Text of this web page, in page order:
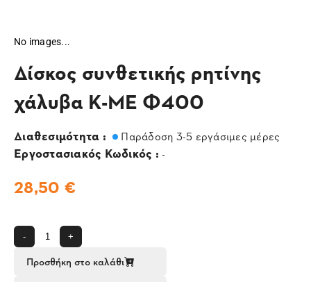
No images...
Δίσκος συνθετικής ρητίνης
χάλυβα K-ME Φ400
Διαθεσιμότητα : Παράδοση 3-5 εργάσιμες μέρες
Εργοστασιακός Κωδικός : -
28,50 €
- +
Προσθήκη στο καλάθι